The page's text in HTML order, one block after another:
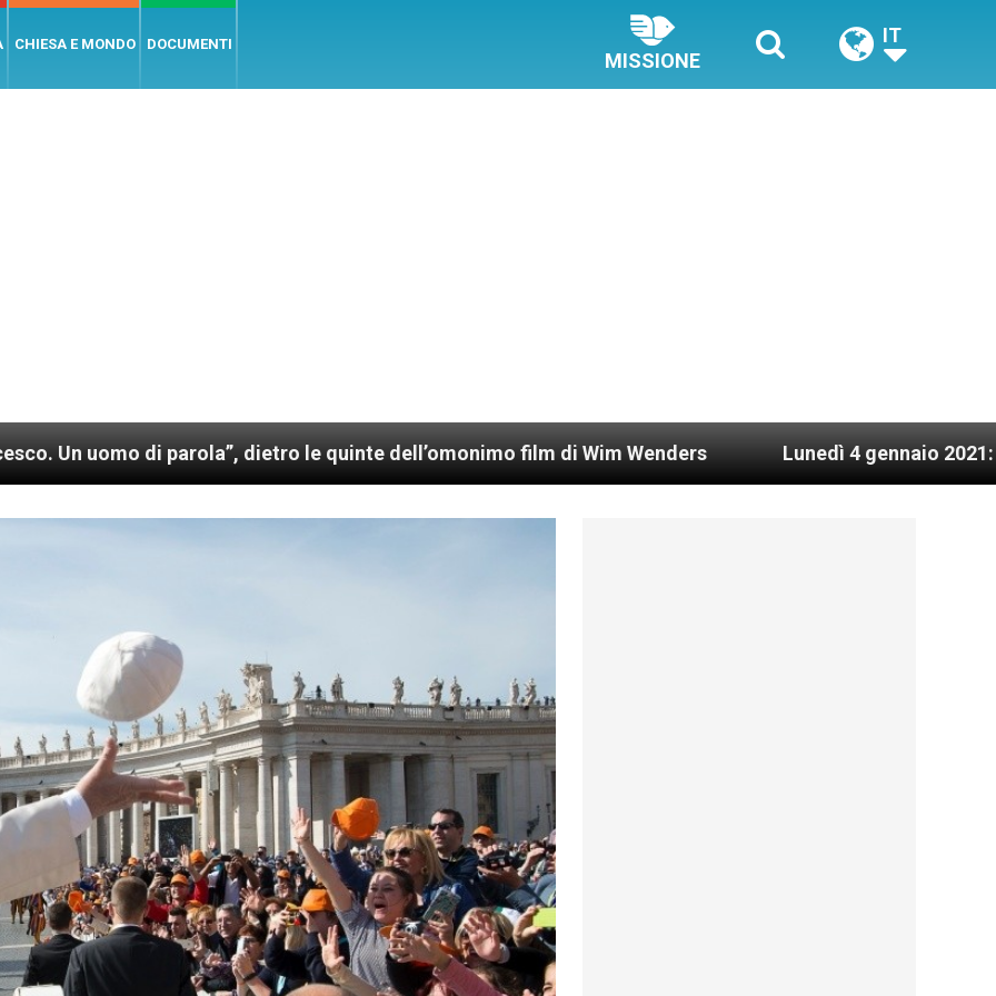
CHIESA E MONDO DOCUMENTI
MISSIONE
IT
dietro le quinte dell’omonimo film di Wim Wenders Lunedì 4 gennaio 2021: Possesso